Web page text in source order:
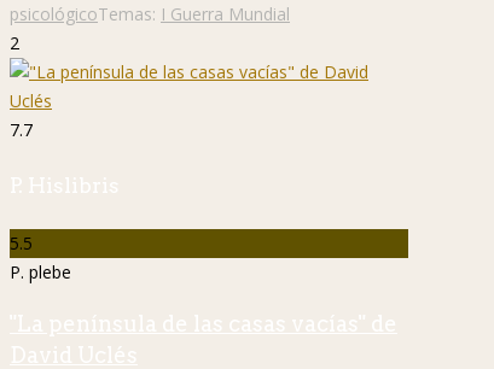
psicológicoTemas: I Guerra Mundial
2
7.7
P. Hislibris
5.5
P. plebe
"La península de las casas vacías" de
David Uclés